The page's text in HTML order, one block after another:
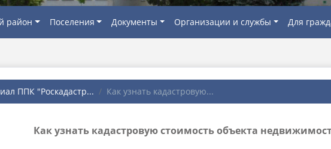
район Поселения Документы Организации и службы Для
ППК "Роскадастр... Как узнать кадастровую...
Как узнать кадастровую стоимость объекта